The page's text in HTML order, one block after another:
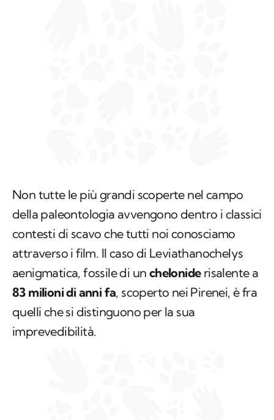
Non tutte le più grandi scoperte nel campo
della paleontologia avvengono dentro i classici
contesti di scavo che tutti noi conosciamo
attraverso i film. Il caso di Leviathanochelys
aenigmatica,fossile di un cheloniderisalente a
83 milioni di anni fa, scoperto nei Pirenei, è fra
quelli che si distinguono per la sua
imprevedibilità.